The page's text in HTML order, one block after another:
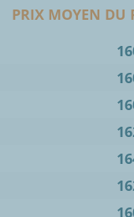
PRIX MOYEN DU